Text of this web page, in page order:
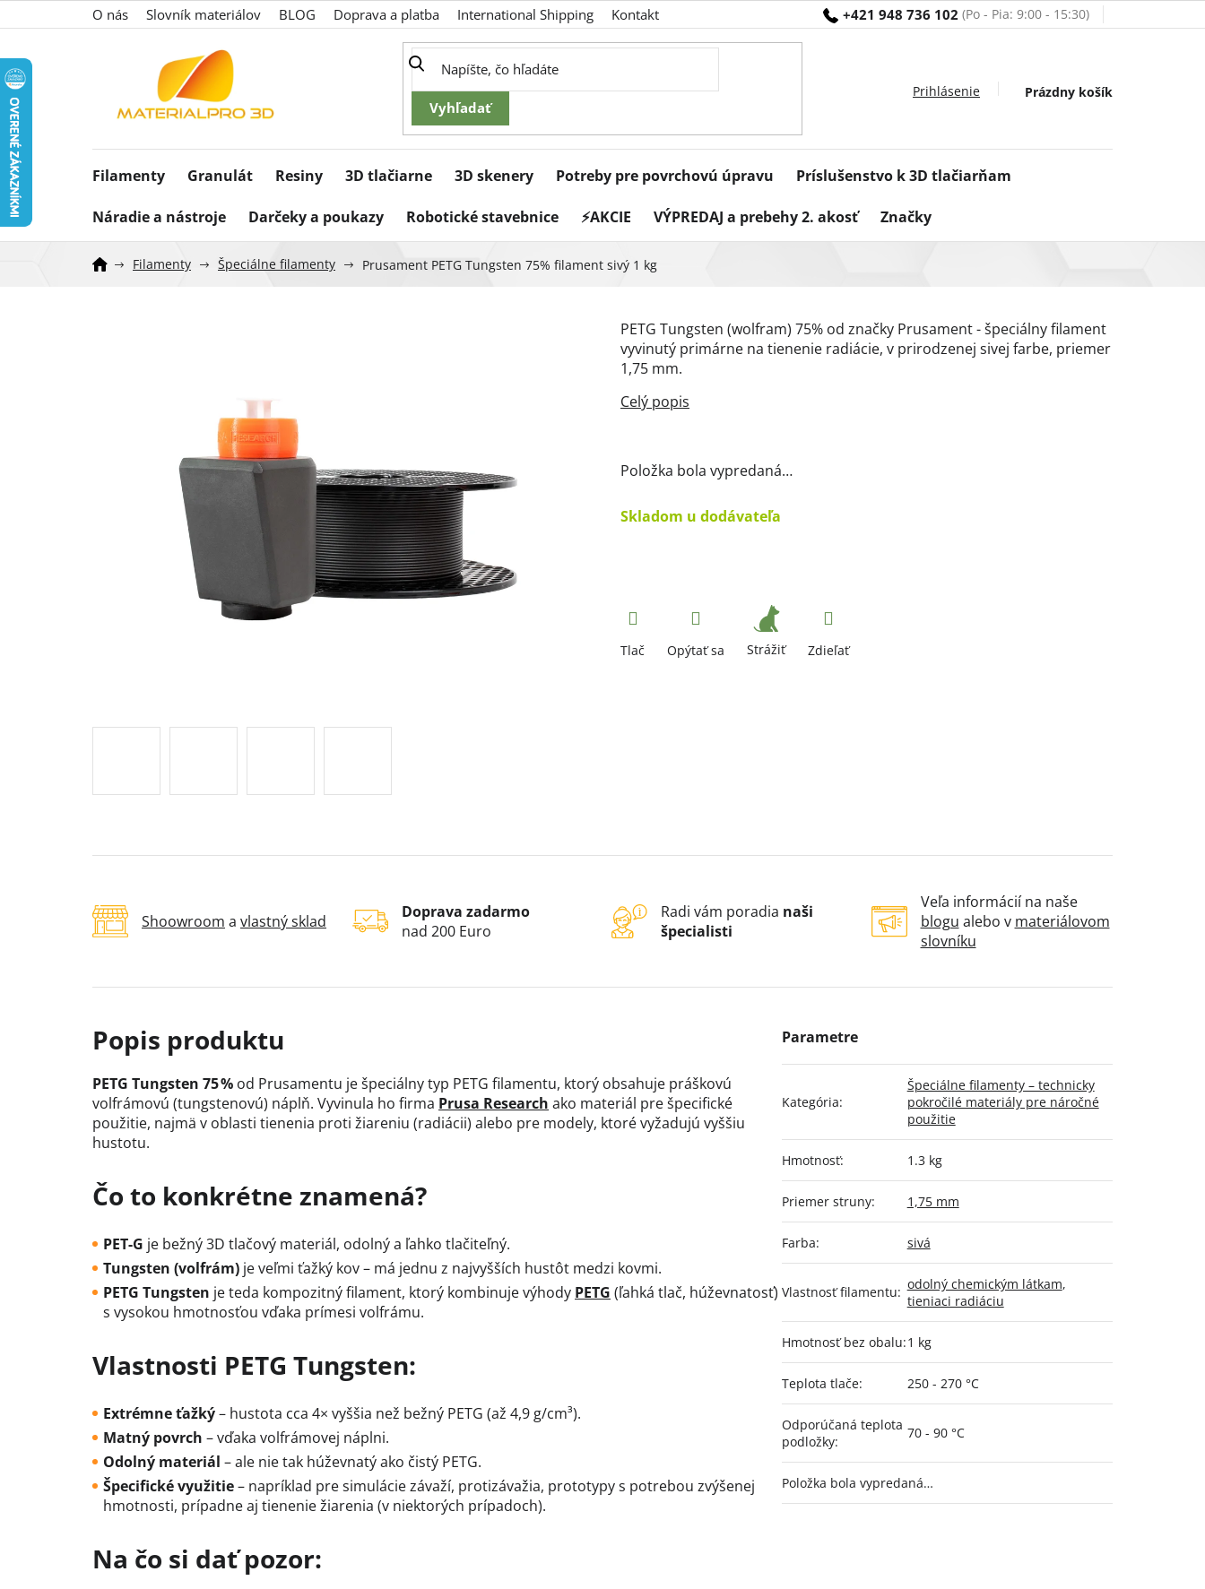
na
+421 948 736 102
O nás Slovník materiálov BLOG Doprava a platba International Shipping Kontakt
Nákupný
Prázdny košík
Filamenty Granulát Resiny 3D tlačiarne 3D skenery Potreby pre povrchovú úpravu Príslušenstvo k 3D tlačiarňam
Náradie a nástroje Darčeky a poukazy Robotické stavebnice ⚡AKCIE VÝPREDAJ a prebehy 2. akosť Značky
Filamenty Špeciálne filamenty Prusament PETG Tungsten 75% filament sivý 1 kg
Skladom u dodávateľa
Položka bola vypredaná…
PETG Tungsten (wolfram) 75% od značky Prusament - špeciálny filament
vyvinutý primárne na tienenie radiácie, v prirodzenej sivej farbe, priemer
1,75 mm.
Tlač Opýtať sa Strážiť Zdieľať
Shoowroom a vlastný sklad
Doprava zadarmo
nad 200 Euro
Radi vám poradia naši
špecialisti
Veľa informácií na naše
blogu alebo v materiálovom
slovníku
PETG Tungsten 75 % od Prusamentu je špeciálny typ PETG filamentu, ktorý obsahuje práškovú
volfrámovú (tungstenovú) náplň. Vyvinula ho firma Prusa Research ako materiál pre špecifické
použitie, najmä v oblasti tienenia proti žiareniu (radiácii) alebo pre modely, ktoré vyžadujú vyššiu
hustotu.
Čo to konkrétne znamená?
PET-G je bežný 3D tlačový materiál, odolný a ľahko tlačiteľný.
Tungsten (volfrám) je veľmi ťažký kov – má jednu z najvyšších hustôt medzi kovmi.
PETG Tungsten je teda kompozitný filament, ktorý kombinuje výhody PETG (ľahká tlač, húževnatosť)
s vysokou hmotnosťou vďaka prímesi volfrámu.
Vlastnosti PETG Tungsten:
Extrémne ťažký– hustota cca 4× vyššia než bežný PETG (až 4,9 g/cm³).
Matný povrch – vďaka volfrámovej náplni.
Odolný materiál – ale nie tak húževnatý ako čistý PETG.
Špecifické využitie– napríklad pre simulácie závaží, protizávažia, prototypy s potrebou zvýšenej
hmotnosti, prípadne aj tienenie žiarenia (v niektorých prípadoch).
Na čo si dať pozor:
Kategória:
Špeciálne filamenty – technicky
pokročilé materiály pre náročné
použitie
Hmotnosť: 1.3 kg
Priemer struny: 1,75 mm
Farba: sivá
Vlastnosť filamentu: odolný chemickým látkam,
tieniaci radiáciu
Hmotnosť bez obalu:1 kg
Teplota tlače: 250 - 270 °C
Odporúčaná teplota
podložky:
70 - 90 °C
Položka bola vypredaná…